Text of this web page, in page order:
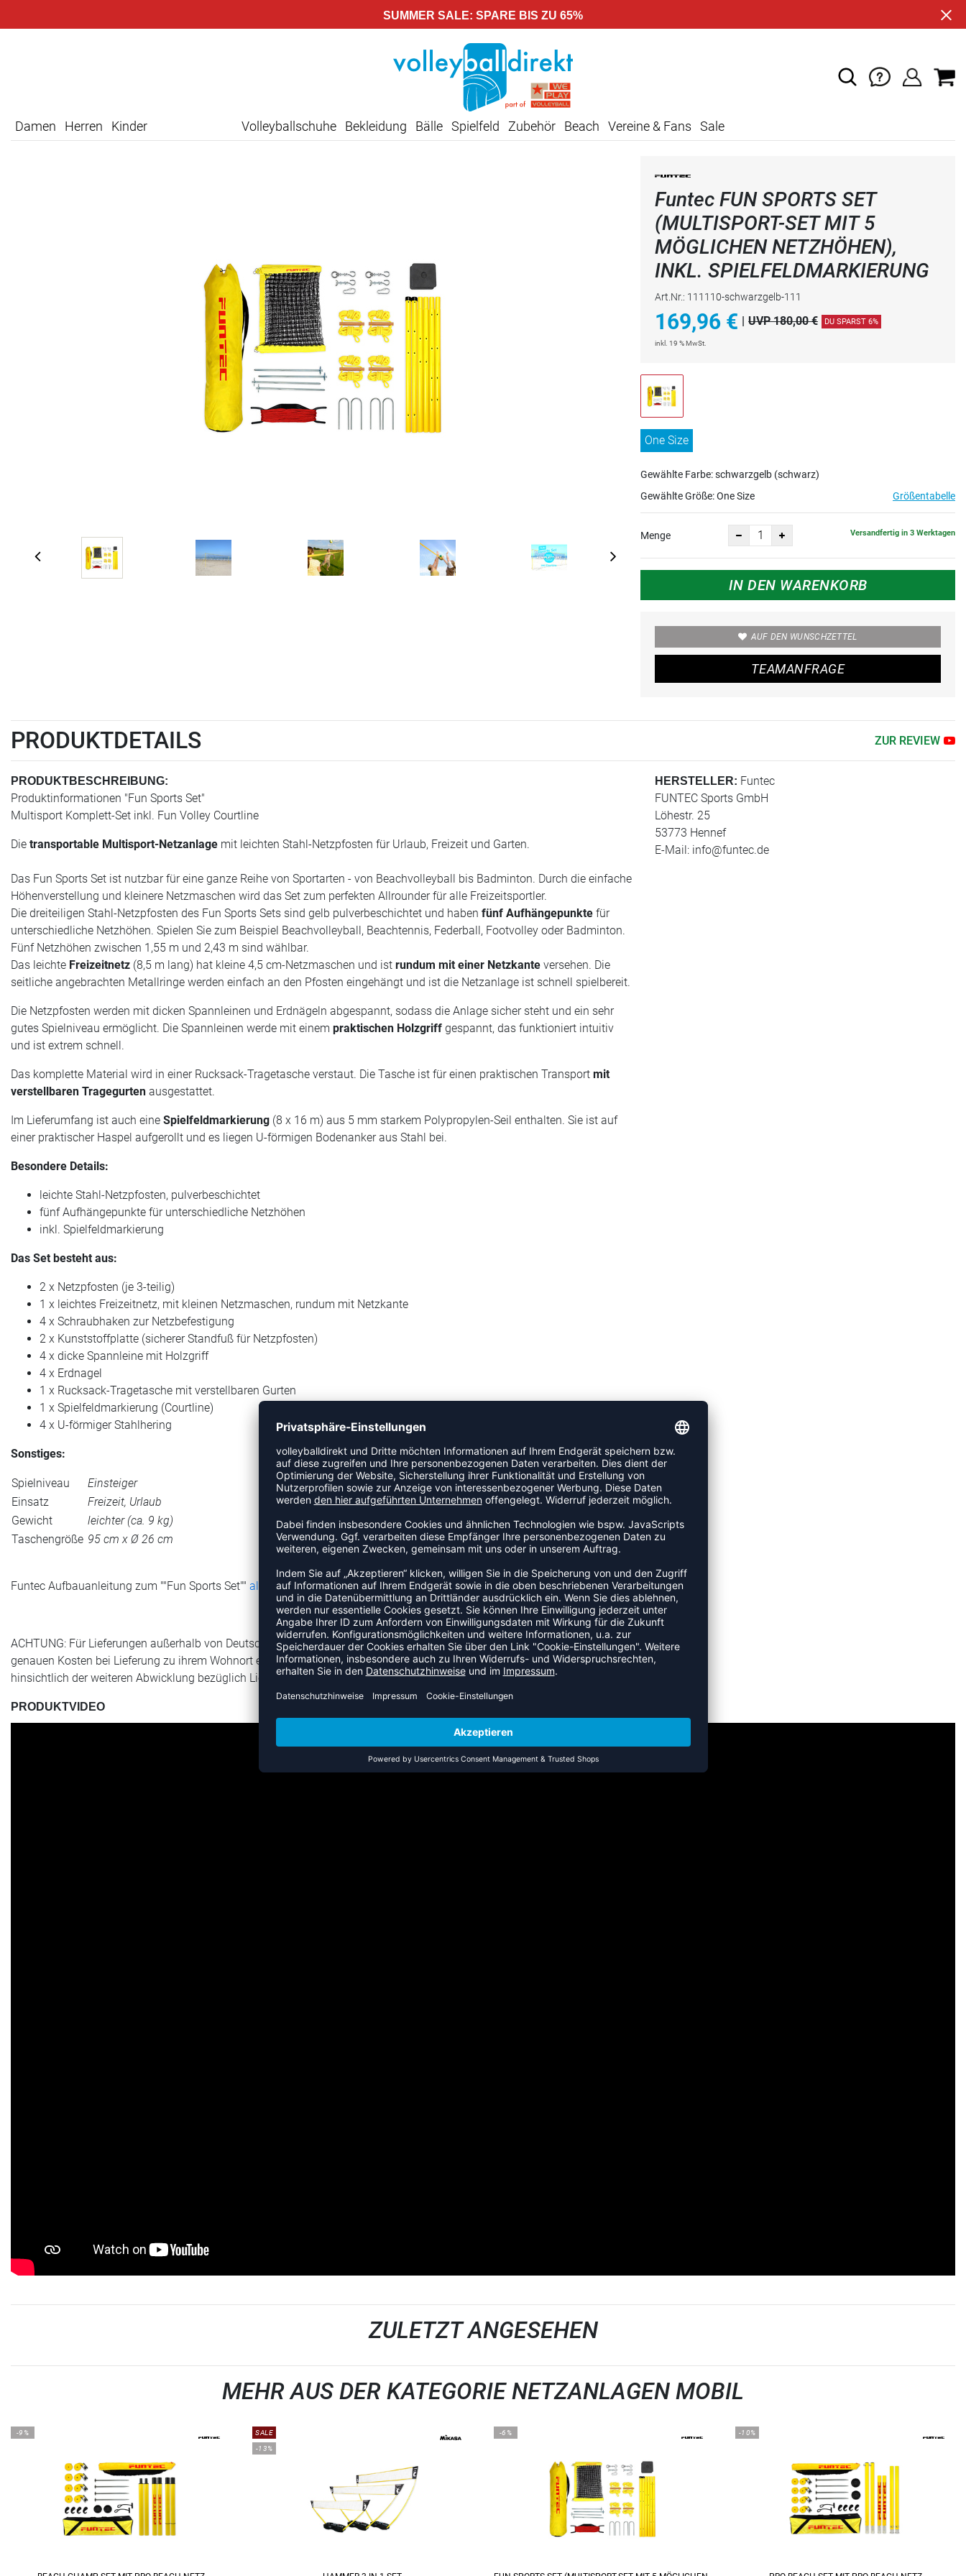
SUMMER SALE: SPARE BIS ZU 65%
Damen Herren Kinder Volleyballschuhe Bekleidung Bälle Spielfeld Zubehör Beach Vereine & Fans Sale
Funtec FUN SPORTS SET
(MULTISPORT-SET MIT 5
MÖGLICHEN NETZHÖHEN),
INKL. SPIELFELDMARKIERUNG
Art.Nr.: 111110-schwarzgelb-111
169,96 € UVP 180,00 € DU SPARST 6%
inkl. 19 % MwSt.
One Size
Gewählte Farbe: schwarzgelb (schwarz)
Gewählte Größe:One Size Größentabelle
Menge Versandfertig in 3 Werktagen
IN DEN WARENKORB
AUF DEN WUNSCHZETTEL
TEAMANFRAGE
PRODUKTDETAILS ZUR REVIEW
PRODUKTBESCHREIBUNG:
Produktinformationen "Fun Sports Set"
Multisport Komplett-Set inkl. Fun Volley Courtline
Die transportable Multisport-Netzanlage mit leichten Stahl-Netzpfosten für Urlaub, Freizeit und Garten.
Das Fun Sports Set ist nutzbar für eine ganze Reihe von Sportarten - von Beachvolleyball bis Badminton. Durch die einfache
Höhenverstellung und kleinere Netzmaschen wird das Set zum perfekten Allrounder für alle Freizeitsportler.
Die dreiteiligen Stahl-Netzpfosten des Fun Sports Sets sind gelb pulverbeschichtet und haben fünf Aufhängepunkte für
unterschiedliche Netzhöhen. Spielen Sie zum Beispiel Beachvolleyball, Beachtennis, Federball, Footvolley oder Badminton.
Fünf Netzhöhen zwischen 1,55 m und 2,43 m sind wählbar.
Das leichte Freizeitnetz (8,5 m lang) hat kleine 4,5 cm-Netzmaschen und ist rundum mit einer Netzkante versehen. Die
seitliche angebrachten Metallringe werden einfach an den Pfosten eingehängt und ist die Netzanlage ist schnell spielbereit.
Die Netzpfosten werden mit dicken Spannleinen und Erdnägeln abgespannt, sodass die Anlage sicher steht und ein sehr
gutes Spielniveau ermöglicht. Die Spannleinen werde mit einem praktischen Holzgriff gespannt, das funktioniert intuitiv
und ist extrem schnell.
Das komplette Material wird in einer Rucksack-Tragetasche verstaut. Die Tasche ist für einen praktischen Transport mit
verstellbaren Tragegurten ausgestattet.
Im Lieferumfang ist auch eine Spielfeldmarkierung (8 x 16 m) aus 5 mm starkem Polypropylen-Seil enthalten. Sie ist auf
einer praktischer Haspel aufgerollt und es liegen U-förmigen Bodenanker aus Stahl bei.
Besondere Details:
leichte Stahl-Netzpfosten, pulverbeschichtet
fünf Aufhängepunkte für unterschiedliche Netzhöhen
inkl. Spielfeldmarkierung
Das Set besteht aus:
2 x Netzpfosten (je 3-teilig)
1 x leichtes Freizeitnetz, mit kleinen Netzmaschen, rundum mit Netzkante
4 x Schraubhaken zur Netzbefestigung
2 x Kunststoffplatte (sicherer Standfuß für Netzpfosten)
4 x dicke Spannleine mit Holzgriff
4 x Erdnagel
1 x Rucksack-Tragetasche mit verstellbaren Gurten
1 x Spielfeldmarkierung (Courtline)
4 x U-förmiger Stahlhering
Sonstiges:
Spielniveau
Einsteiger
Einsatz
Freizeit, Urlaub
Gewicht
leichter (ca. 9 kg)
Taschengröße 95 cm x Ø 26 cm
Funtec Aufbauanleitung zum ""Fun Sports Set"" als PDF
ACHTUNG: Für Lieferungen außerhalb von Deutschland werden die anfallenden Speditionskosten in Rechnung gestellt. Die
genauen Kosten bei Lieferung zu ihrem Wohnort erfahren Sie auf Anfrage. Nach Eingang der Bestellung kontaktieren wir Sie
hinsichtlich der weiteren Abwicklung bezüglich Lieferung & Zustellung.
HERSTELLER: Funtec
FUNTEC Sports GmbH
Löhestr. 25
53773 Hennef
E-Mail: info@funtec.de
PRODUKTVIDEO
ZULETZT ANGESEHEN
MEHR AUS DER KATEGORIE NETZANLAGEN MOBIL
-9%
SALE
-13%
-6% -10%